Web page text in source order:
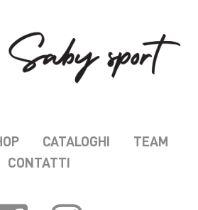
CATALOGHI
TEAM
CONTATTI